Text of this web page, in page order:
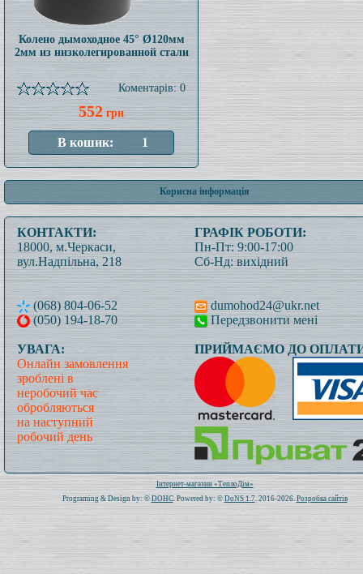
Колено дымоходное 45° Ø120мм
2мм из низколегированной стали
Коментарів: 0
552 грн
Корисна інформація
КОНТАКТИ:
18000, м.Черкаси,
вул.Надпільна, 218
(068) 804-06-52
(050) 194-18-70
ГРАФІК РОБОТИ:
Пн-Пт: 9:00-17:00
Сб-Нд: вихідний
dumohod24@ukr.net
Передзвонити мені
УВАГА:
Онлайн замовлення
зроблені в
неробочий час
обробляються
на наступний
робочий день
ПРИЙМАЄМО ДО
Всього: 1021574 Сьогодні: 168
Інтернет-магазин «ТеплоДім»
Programing & Design by: © DOHC. Powered by: © DoNS 1.7. 2016-2026. Розробка сайтів